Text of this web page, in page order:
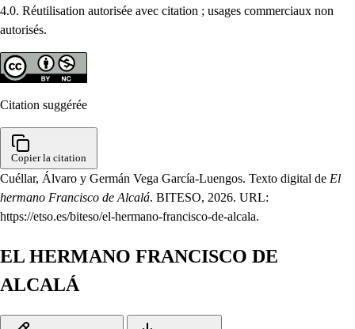
4.0. Réutilisation autorisée avec citation ; usages commerciaux non
autorisés.
Citation suggérée
Copier la citation
Cuéllar, Álvaro y Germán Vega García-Luengos. Texto digital de El
hermano Francisco de Alcalá. BITESO, 2026. URL:
https://etso.es/biteso/el-hermano-francisco-de-alcala.
EL HERMANO FRANCISCO DE
ALCALÁ